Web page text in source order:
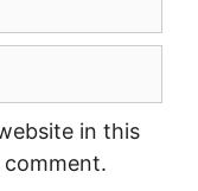
in this